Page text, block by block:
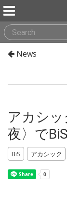
News
アカシ
夜〉で
BiS アカシック